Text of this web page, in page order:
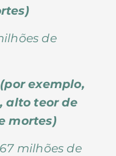
de
exemplo,
alto teor de
mortes)
milhões de